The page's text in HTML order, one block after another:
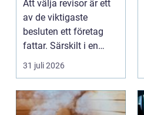
Att välja revisor är ett
av de viktigaste
besluten ett företag
fattar. Särskilt i en
företagsintensi...
31 juli 2026